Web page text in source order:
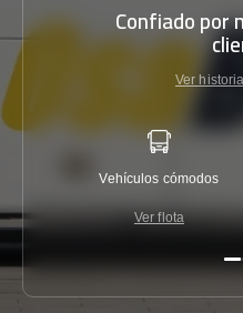
Confiado por
Ver
Vehículos cómodos
Ver flota